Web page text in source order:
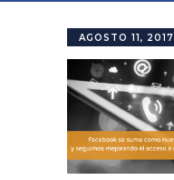
AGOSTO 11, 2017